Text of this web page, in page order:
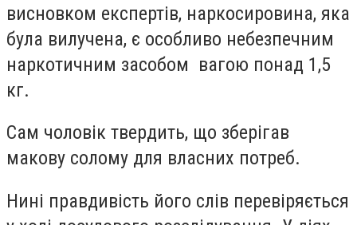
висновком експертів, наркосировина, яка
була вилучена, є особливо небезпечним
наркотичним засобом вагою понад 1,5
кг.
Сам чоловік твердить, що зберігав
макову солому для власних потреб.
Нині правдивість його слів перевіряється